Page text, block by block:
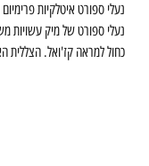
נעלי ספורט איטלקיות פרימיום
נעלי ספורט של מיק עשויות
כחול למראה קז'ואל. הצללית